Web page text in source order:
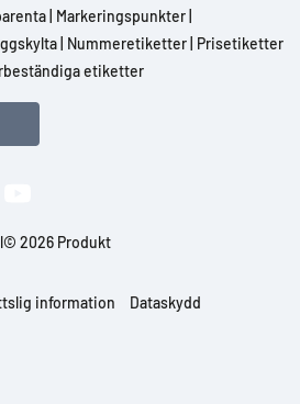
Markeringspunkter
Nummeretiketter Prisetiketter
etiketter
2026 Produkt
information
Dataskydd